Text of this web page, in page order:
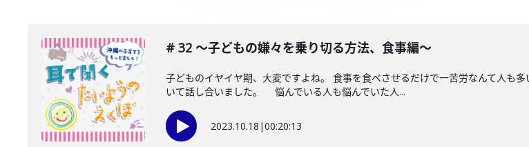
# 32 〜子どもの嫌々を乗り切る方法、食事編〜
子どものイヤイヤ期、大変ですよね。 食事を食べさせるだけで一苦労なんて人も
いて話し合いました。 悩んでいる人も悩んでいた人...
2023.10.18 |00:20:13